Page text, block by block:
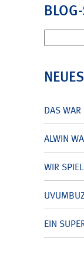
nach:
DAS WAR
ALWIN
WIR
EIN